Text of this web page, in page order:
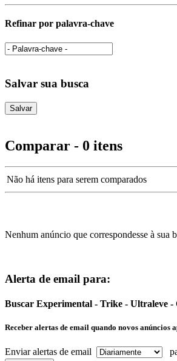
Refinar por palavra-chave
Salvar sua busca
Comparar - 0 itens
Não há itens para serem comparados
Nenhum anúncio que correspondesse à sua
Alerta de email para:
Buscar Experimental - Trike - Ultraleve
Receber alertas de email quando novos anúncios
Enviar alertas de email